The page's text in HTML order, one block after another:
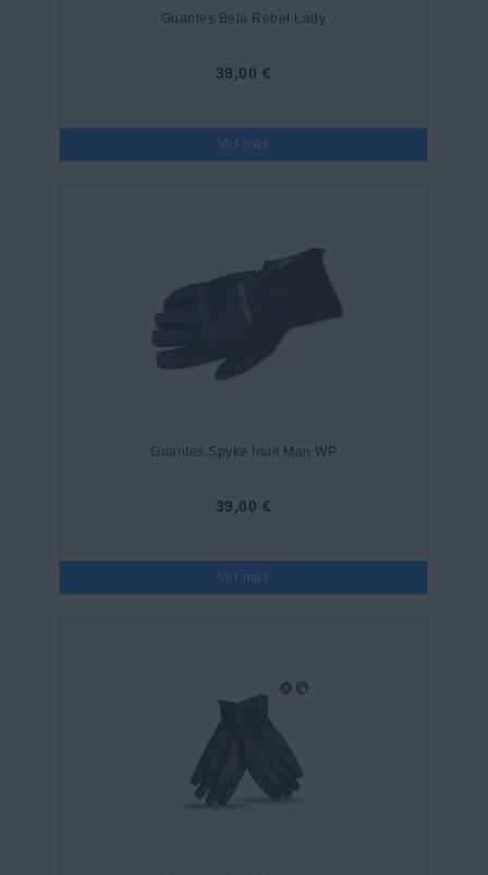
Guantes Bela Rebel Lady
39,00 €
Ver más
Guantes Spyke Inuit Man WP
39,00 €
Ver más